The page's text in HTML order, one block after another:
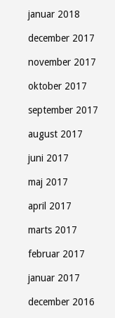
januar 2018
december 2017
november 2017
oktober 2017
september 2017
august 2017
juni 2017
maj 2017
april 2017
marts 2017
februar 2017
januar 2017
december 2016